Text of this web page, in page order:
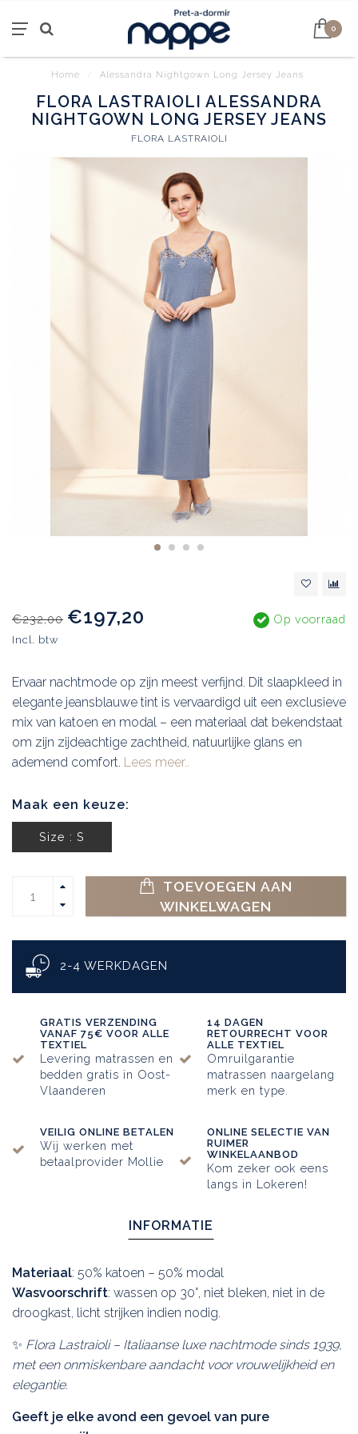
0
Home Alessandra Nightgown Long Jersey Jeans
FLORA LASTRAIOLI ALESSANDRA
NIGHTGOWN LONG JERSEY JEANS
FLORA LASTRAIOLI
€232,00 €197,20
Incl. btw
Op voorraad
Ervaar nachtmode op zijn meest verfijnd. Dit slaapkleed in
elegante jeansblauwe tint is vervaardigd uit een exclusieve
mix van katoen en modal – een materiaal dat bekendstaat
om zijn zijdeachtige zachtheid, natuurlijke glans en
ademend comfort. Lees meer..
Maak een keuze:
Size : S
TOEVOEGEN AAN
WINKELWAGEN
2-4 WERKDAGEN
GRATIS VERZENDING
VANAF 75€ VOOR ALLE
TEXTIEL
Levering matrassen en
bedden gratis in Oost-
Vlaanderen
14 DAGEN
RETOURRECHT VOOR
ALLE TEXTIEL
Omruilgarantie
matrassen naargelang
merk en type.
VEILIG ONLINE BETALEN
Wij werken met
betaalprovider Mollie
ONLINE SELECTIE VAN
RUIMER
WINKELAANBOD
Kom zeker ook eens
langs in Lokeren!
INFORMATIE
Materiaal: 50% katoen – 50% modal
Wasvoorschrift: wassen op 30°, niet bleken, niet in de
droogkast, licht strijken indien nodig.
✨ Flora Lastraioli – Italiaanse luxe nachtmode sinds 1939,
met een onmiskenbare aandacht voor vrouwelijkheid en
elegantie.
Geeft je elke avond een gevoel van pure